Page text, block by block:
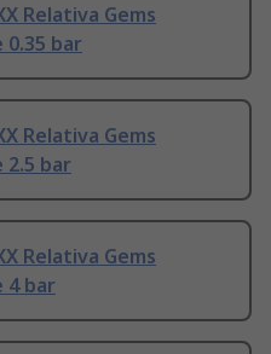
Relativa Gems
0.35 bar
Relativa Gems
2.5 bar
Relativa Gems
4 bar